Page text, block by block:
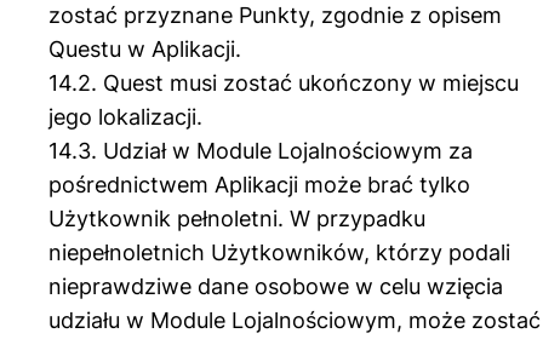
zostać przyznane Punkty, zgodnie z opisem
Questu w Aplikacji.
14.2. Quest musi zostać ukończony w miejscu
jego lokalizacji.
14.3. Udział w Module Lojalnościowym za
pośrednictwem Aplikacji może brać tylko
Użytkownik pełnoletni. W przypadku
niepełnoletnich Użytkowników, którzy podali
nieprawdziwe dane osobowe w celu wzięcia
udziału w Module Lojalnościowym, może zostać